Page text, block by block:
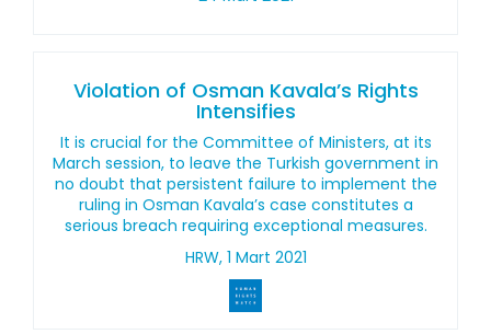
Violation of Osman Kavala’s Rights
Intensifies
It is crucial for the Committee of Ministers, at its
March session, to leave the Turkish government in
no doubt that persistent failure to implement the
ruling in Osman Kavala’s case constitutes a
serious breach requiring exceptional measures.
HRW, 1 Mart 2021